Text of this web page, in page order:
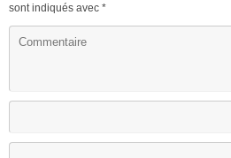
sont indiqués avec *